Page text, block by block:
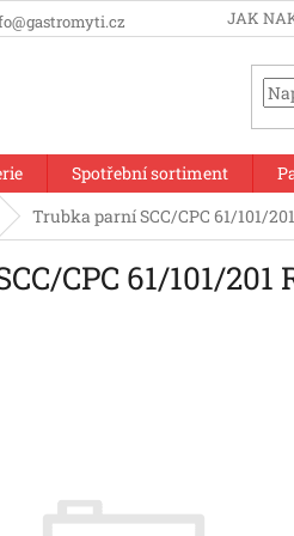
JAK
Spotřební sortiment
Trubka parní SCC/CPC 61/101/
CPC 61/101/201